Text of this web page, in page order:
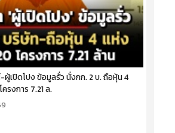
เปิดโปง ข้อมูลรั่ว นั่งกก. 2 บ. ถือหุ้น 4
รงการ 7.21 ล.